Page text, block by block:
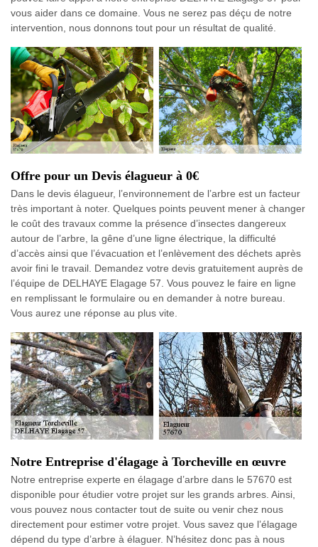
vous aider dans ce domaine. Vous ne serez pas déçu de notre
intervention, nous donnons tout pour un résultat de qualité.
Offre pour un Devis élagueur à 0€
Dans le devis élagueur, l’environnement de l’arbre est un facteur
très important à noter. Quelques points peuvent mener à changer
le coût des travaux comme la présence d’insectes dangereux
autour de l’arbre, la gêne d’une ligne électrique, la difficulté
d’accès ainsi que l’évacuation et l’enlèvement des déchets après
avoir fini le travail. Demandez votre devis gratuitement auprès de
l’équipe de DELHAYE Elagage 57. Vous pouvez le faire en ligne
en remplissant le formulaire ou en demander à notre bureau.
Vous aurez une réponse au plus vite.
Notre Entreprise d'élagage à Torcheville en œuvre
Notre entreprise experte en élagage d’arbre dans le 57670 est
disponible pour étudier votre projet sur les grands arbres. Ainsi,
vous pouvez nous contacter tout de suite ou venir chez nous
directement pour estimer votre projet. Vous savez que l’élagage
dépend du type d’arbre à élaguer. N’hésitez donc pas à nous